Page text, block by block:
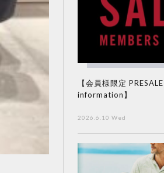
【会員様限定 PRESALE
information】
2026.6.10 Wed